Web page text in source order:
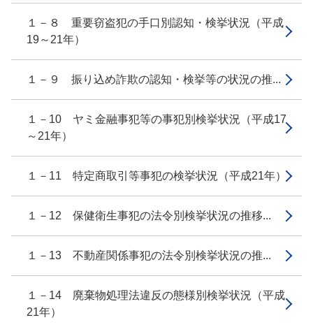
１－８ 重要窃盗犯の手口別認知・検挙状況（平成
19～21年）
１－９ 振り込め詐欺の認知・検挙等の状況の推...
１－10 ヤミ金融事犯等の事犯別検挙状況（平成17
～21年）
１－11 特定商取引等事犯の検挙状況（平成21年）
１－12 保健衛生事犯の法令別検挙状況の推移...
１－13 不動産関係事犯の法令別検挙状況の推...
１－14 廃棄物処理法違反の態様別検挙状況（平成
21年）